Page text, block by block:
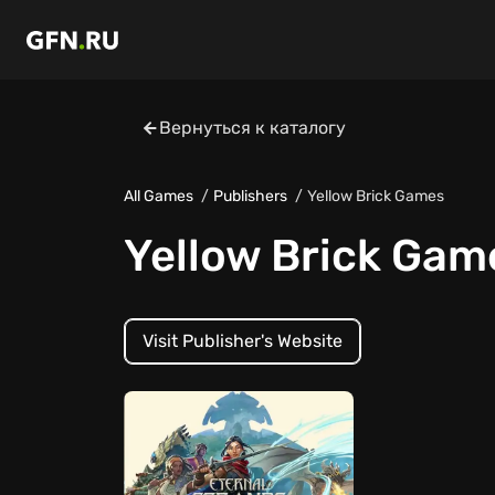
Вернуться к каталогу
All Games Publishers Yellow Brick Games
Yellow Brick
Visit Publisher's Website